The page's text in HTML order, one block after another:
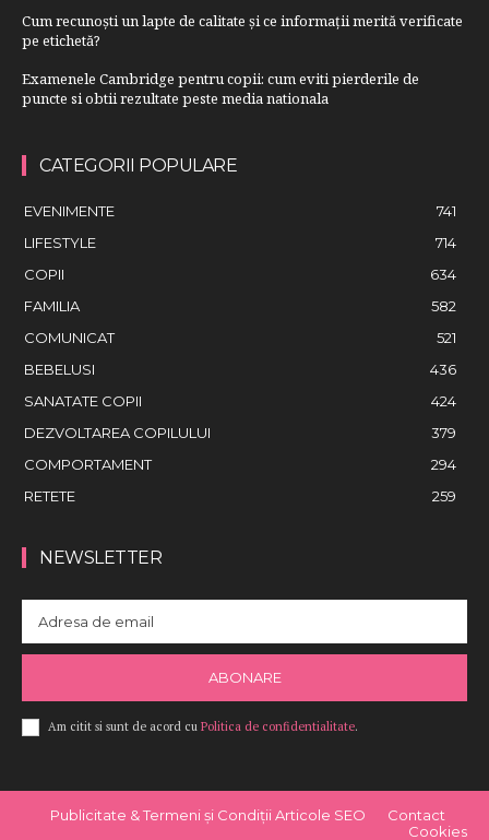
Cum recunoști un lapte de calitate și ce informații merită verificate
pe etichetă?
Examenele Cambridge pentru copii: cum eviti pierderile de
puncte si obtii rezultate peste media nationala
CATEGORII POPULARE
EVENIMENTE
741
LIFESTYLE
714
COPII
634
FAMILIA
582
COMUNICAT
521
BEBELUSI
436
SANATATE COPII
424
DEZVOLTAREA COPILULUI
379
COMPORTAMENT
294
RETETE
259
NEWSLETTER
ABONARE
Am citit si sunt de acord cu Politica de confidentialitate.
Publicitate & Termeni și Condiții Articole SEO
Contact
Cookies